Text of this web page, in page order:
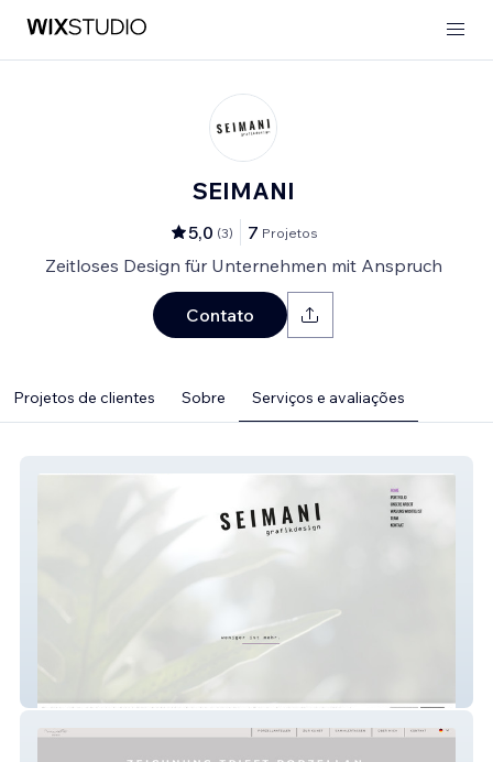
SEIMANI
5,0 (3) 7 Projetos
Zeitloses Design für Unternehmen mit Anspruch
Contato
Projetos de clientes Sobre Serviços e avaliações